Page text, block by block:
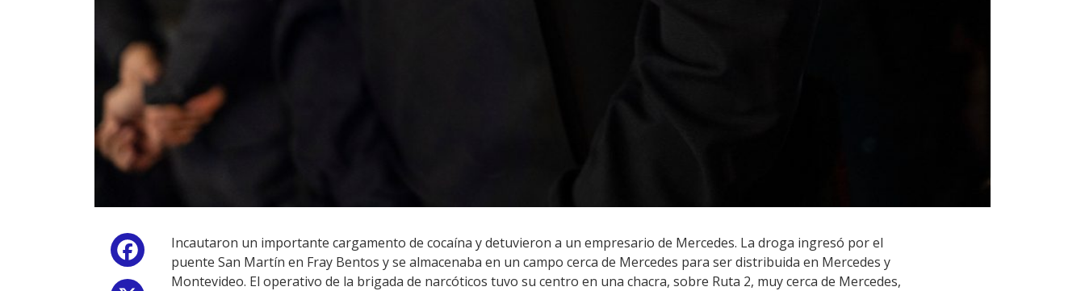
Facebook
Incautaron un importante cargamento de cocaína y detuvieron a un empresario de Mercedes. La droga ingresó por el
puente San Martín en Fray Bentos y se almacenaba en un campo cerca de Mercedes para ser distribuida en Mercedes y
Montevideo. El operativo de la brigada de narcóticos tuvo su centro en una chacra, sobre Ruta 2, muy cerca de Mercedes,